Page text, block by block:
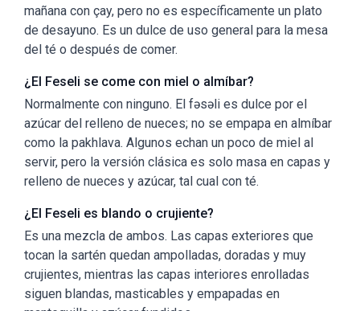
mañana con çay, pero no es específicamente un plato
de desayuno. Es un dulce de uso general para la mesa
del té o después de comer.
¿El Feseli se come con miel o almíbar?
Normalmente con ninguno. El fəsəli es dulce por el
azúcar del relleno de nueces; no se empapa en almíbar
como la pakhlava. Algunos echan un poco de miel al
servir, pero la versión clásica es solo masa en capas y
relleno de nueces y azúcar, tal cual con té.
¿El Feseli es blando o crujiente?
Es una mezcla de ambos. Las capas exteriores que
tocan la sartén quedan ampolladas, doradas y muy
crujientes, mientras las capas interiores enrolladas
siguen blandas, masticables y empapadas en